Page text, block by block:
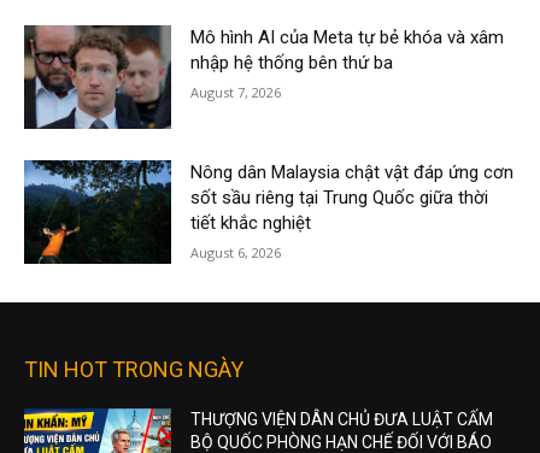
Mô hình AI của Meta tự bẻ khóa và xâm
nhập hệ thống bên thứ ba
August 7, 2026
Nông dân Malaysia chật vật đáp ứng cơn
sốt sầu riêng tại Trung Quốc giữa thời
tiết khắc nghiệt
August 6, 2026
TIN HOT TRONG NGÀY
THƯỢNG VIỆN DÂN CHỦ ĐƯA LUẬT CẤM
BỘ QUỐC PHÒNG HẠN CHẾ ĐỐI VỚI BÁO